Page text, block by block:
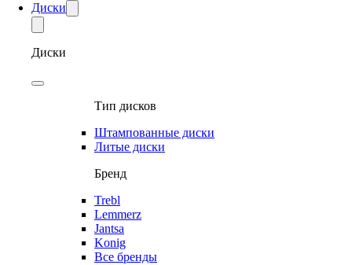
Диски
Диски
Тип дисков
Штампованные диски
Литые диски
Бренд
Trebl
Lemmerz
Jantsa
Konig
Все бренды